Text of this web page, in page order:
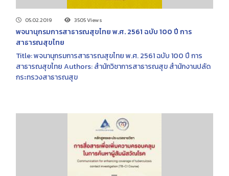
05.02.2019 3505 Views
พจนานุกรมการสาธารณสุขไทย พ.ศ. 2561 ฉบับ 100 ปี การ
สาธารณสุขไทย
Title: พจนานุกรมการสาธารณสุขไทย พ.ศ. 2561 ฉบับ 100 ปี การ
สาธารณสุขไทย Authors: สำนักวิชาการสาธารณสุข สำนักงานปลัด
กระทรวงสาธารณสุข